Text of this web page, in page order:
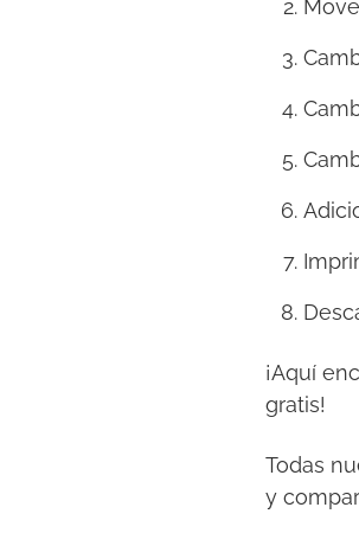
¡Aquí
gratis!
Todas
y